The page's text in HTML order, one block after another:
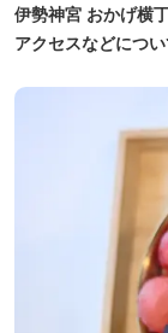
伊勢神宮 おかげ横
アクセスなどにつ